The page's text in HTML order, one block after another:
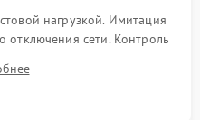
нагрузкой. Имитация
отключения сети. Контроль
температурного режима и
сигнала.